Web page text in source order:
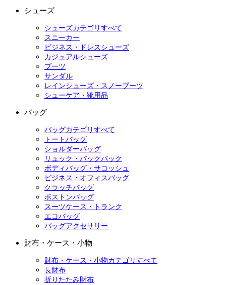
シューズ
シューズカテゴリすべて
スニーカー
ビジネス・ドレスシューズ
カジュアルシューズ
ブーツ
サンダル
レインシューズ・スノーブーツ
シューケア・靴用品
バッグ
バッグカテゴリすべて
トートバッグ
ショルダーバッグ
リュック・バックパック
ボディバッグ・サコッシュ
ビジネス・オフィスバッグ
クラッチバッグ
ボストンバッグ
スーツケース・トランク
エコバッグ
バッグアクセサリー
財布・ケース・小物
財布・ケース・小物カテゴリすべて
長財布
折りたたみ財布